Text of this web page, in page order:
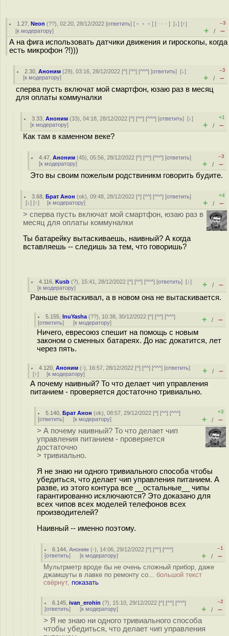
1.27 ,Neon (??), 02:20, 28/12/2022 [ответить] [ ﹢﹢﹢] [ · · ·][↓] [↑]
[к модератору]
–3
+ / –
А на фига использовать датчики движения и гироскопы, когда
есть микрофон ?!)))
2.30 ,Аноним (29), 03:16, 28/12/2022 [^] [^^] [^^^] [ответить][↓]
[к модератору]
–3
+ / –
сперва пусть включат мой смартфон, юзаю раз в месяц
для оплаты коммуналки
3.33 ,Аноним (33), 04:18, 28/12/2022 [^] [^^] [^^^] [ответить][↓]
[к модератору]
+1
+ / –
Как там в каменном веке?
4.47 ,Аноним (45), 05:56, 28/12/2022 [^] [^^] [^^^] [ответить]
[к модератору]
–3
+ / –
Это вы своим пожелым родствиникм говорить будите.
3.68 ,Брат Анон (ok), 09:48, 28/12/2022 [^] [^^] [^^^] [ответить]
[↓] [↑] [к модератору]
+4
+ / –
> сперва пусть включат мой смартфон, юзаю раз в
месяц для оплаты коммуналки
Ты батарейку вытаскиваешь, наивный? А когда
вставляешь -- следишь за тем, что говоришь?
4.116 ,Kusb (?), 15:41, 28/12/2022 [^] [^^] [^^^] [ответить][↓]
[к модератору] + / –
Раньше вытаскивал, а в новом она не вытаскивается.
5.155 ,InuYasha (??), 10:38, 30/12/2022 [^] [^^] [^^^]
[ответить] [к модератору] + / –
Ничего, евресоюз спешит на помощь с новым
законом о сменных батареях. До нас докатится, лет
через пять.
4.120 ,Аноним (-), 16:57, 28/12/2022 [^] [^^] [^^^] [ответить]
[↑] [к модератору] + / –
А почему наивный? То что делает чип управления
питанием - проверяется достаточно тривиально.
5.140 ,Брат Анон (ok), 08:57, 29/12/2022 [^] [^^] [^^^]
[ответить] [к модератору]
+3
+ / –
> А почему наивный? То что делает чип
управления питанием - проверяется
достаточно
> тривиально.
Я не знаю ни одного тривиального способа чтобы
убедиться, что делает чип управления питанием. А
разве, из этого контура все __остальные__ чипы
гарантированно исключаются? Это доказано для
всех чипов всех моделей телефонов всех
производителей?
Наивный -- именно поэтому.
6.144 ,Аноним (-), 14:06, 29/12/2022 [^] [^^] [^^^]
[ответить] [к модератору]
–1
+ / –
Мультрметр вроде бы не очень сложный прибор, даже
джамшуты в лавке по ремонту со... большой текст
свёрнут, показать
6.145 ,ivan_erohin (?), 15:10, 29/12/2022 [^] [^^] [^^^]
[ответить] [к модератору]
–2
+ / –
> Я не знаю ни одного тривиального способа
чтобы убедиться, что делает чип управления